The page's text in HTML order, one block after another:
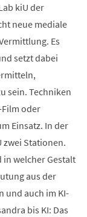
kiU der
neue mediale
Es
setzt dabei
sein. Techniken
Film oder
Einsatz. In der
zwei Stationen.
welcher Gestalt
aus der
und auch im KI-
bis KI: Das